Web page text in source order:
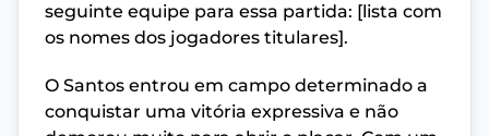
seguinte equipe para essa partida: [lista com
os nomes dos jogadores titulares].
O Santos entrou em campo determinado a
conquistar uma vitória expressiva e não